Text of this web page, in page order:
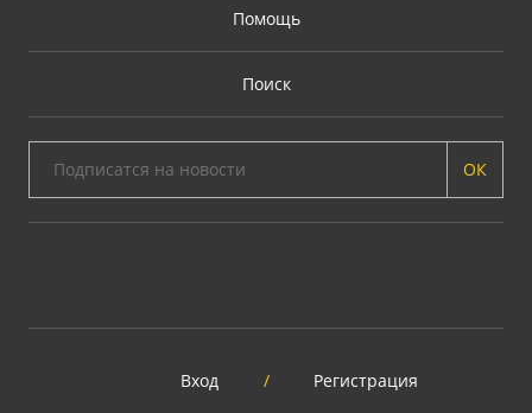
Помощь
Поиск
ОК
Вход / Регистрация